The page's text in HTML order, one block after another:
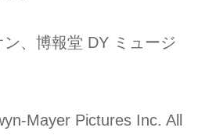
、博報堂 DY ミュージ
Mayer Pictures Inc. All